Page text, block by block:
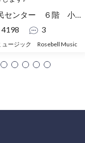
ンター ６階 小ホール
4198 3
ュージック Rosebell Music